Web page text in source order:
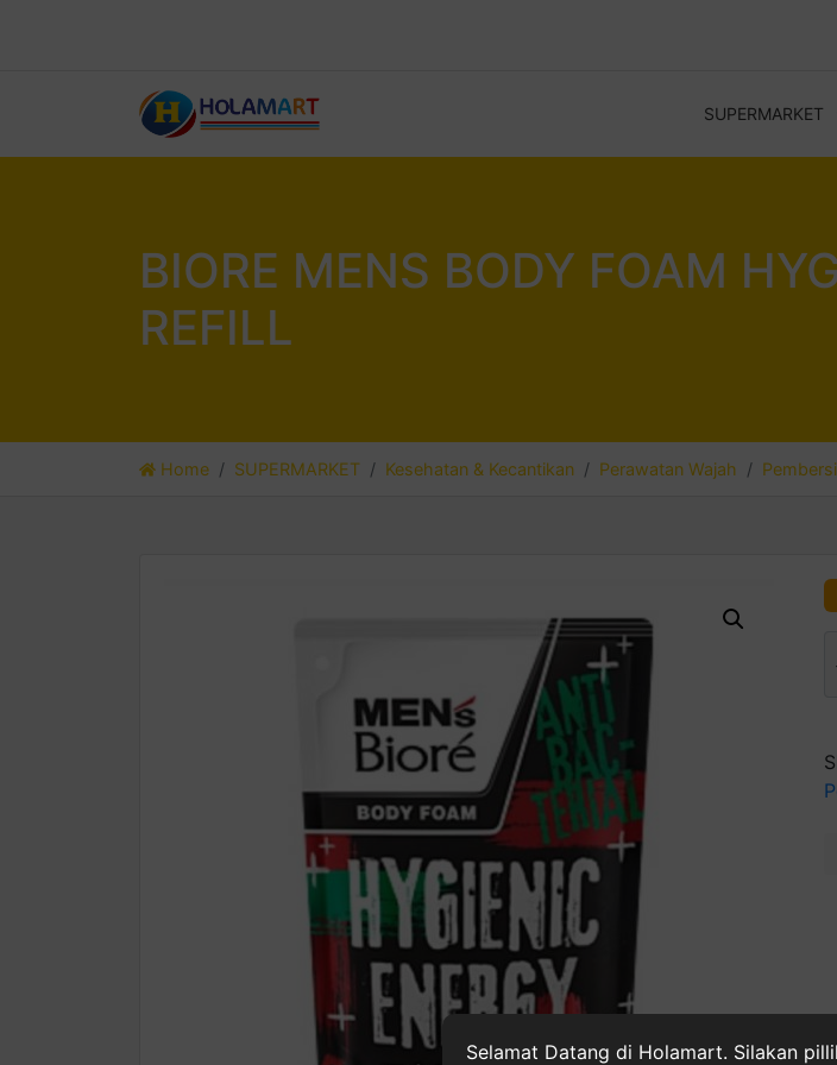
SUPERMARKET
BIORE MENS BODY FOAM
REFILL
Home SUPERMARKET Kesehatan & Kecantikan Perawatan Wajah
Selamat Datang di Holamart. Silakan